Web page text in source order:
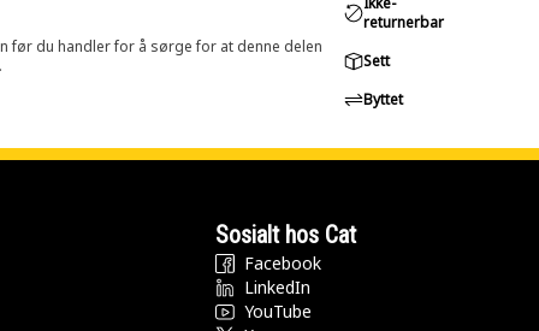
før du handler for å sørge for at denne delen
returnerbar
Sett
Byttet
Sosialt hos Cat
Facebook
LinkedIn
YouTube